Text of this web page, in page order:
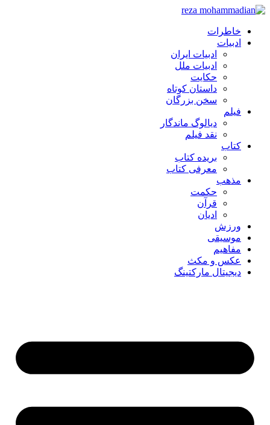
خاطرات
ادبیات
ادبیات ایران
ادبیات ملل
حکایت
داستان کوتاه
سخن بزرگان
فیلم
دیالوگ ماندگار
نقد فیلم
کتاب
بریده کتاب
معرفی کتاب
مذهب
حکمت
قرآن
ادیان
ورزش
موسیقی
مفاهیم
عکس و مکث
دیجیتال مارکتینگ